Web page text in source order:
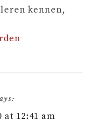
kennen,
at 12:41 am